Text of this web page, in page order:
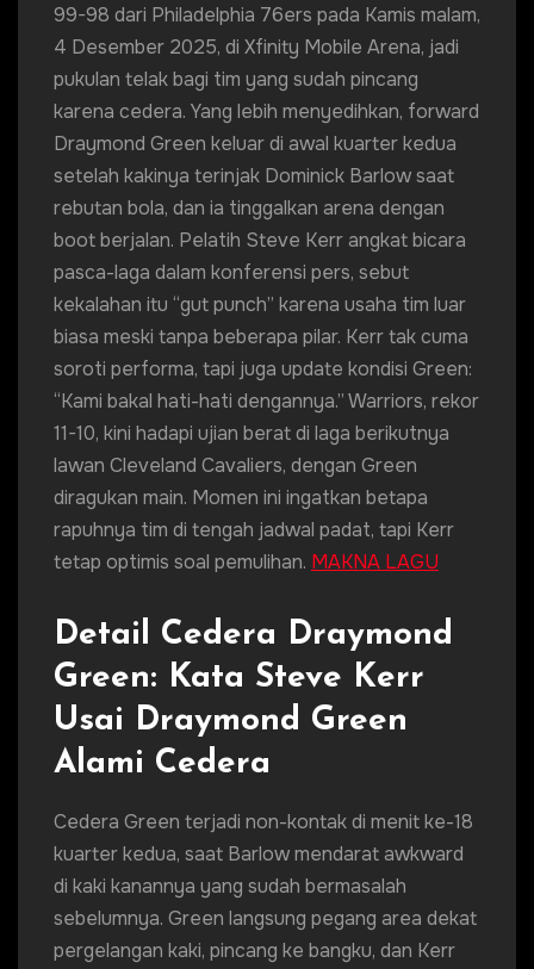
99-98 dari Philadelphia 76ers pada Kamis malam,
4 Desember 2025, di Xfinity Mobile Arena, jadi
pukulan telak bagi tim yang sudah pincang
karena cedera. Yang lebih menyedihkan, forward
Draymond Green keluar di awal kuarter kedua
setelah kakinya terinjak Dominick Barlow saat
rebutan bola, dan ia tinggalkan arena dengan
boot berjalan. Pelatih Steve Kerr angkat bicara
pasca-laga dalam konferensi pers, sebut
kekalahan itu “gut punch” karena usaha tim luar
biasa meski tanpa beberapa pilar. Kerr tak cuma
soroti performa, tapi juga update kondisi Green:
“Kami bakal hati-hati dengannya.” Warriors, rekor
11-10, kini hadapi ujian berat di laga berikutnya
lawan Cleveland Cavaliers, dengan Green
diragukan main. Momen ini ingatkan betapa
rapuhnya tim di tengah jadwal padat, tapi Kerr
tetap optimis soal pemulihan. MAKNA LAGU
Detail Cedera Draymond
Green: Kata Steve Kerr
Usai Draymond Green
Alami Cedera
Cedera Green terjadi non-kontak di menit ke-18
kuarter kedua, saat Barlow mendarat awkward
di kaki kanannya yang sudah bermasalah
sebelumnya. Green langsung pegang area dekat
pergelangan kaki, pincang ke bangku, dan Kerr